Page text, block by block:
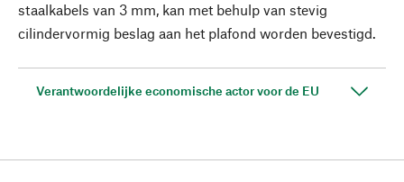
staalkabels van 3 mm, kan met behulp van stevig
cilindervormig beslag aan het plafond worden bevestigd.
Verantwoordelijke economische actor voor de EU